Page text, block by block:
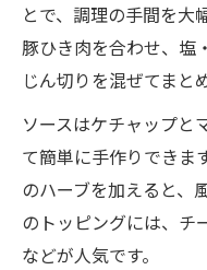
とで、調理の手間を大
豚ひき肉を合わせ、塩
じん切りを混ぜてまと
ソースはケチャップと
て簡単に手作りできま
のハーブを加えると、
のトッピングには、チ
などが人気です。